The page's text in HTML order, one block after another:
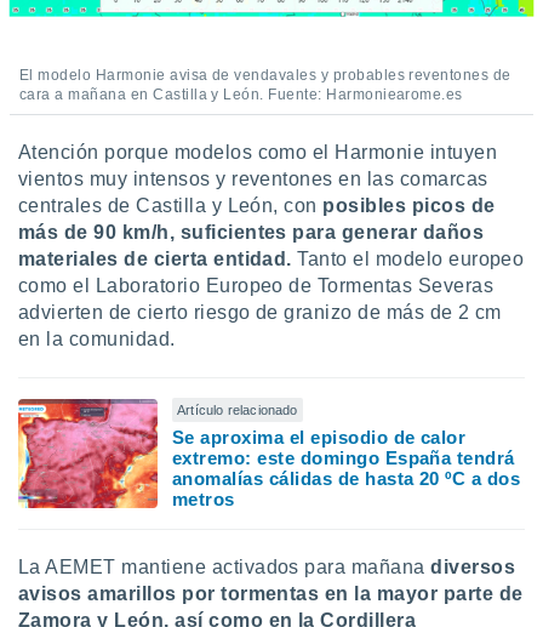
El modelo Harmonie avisa de vendavales y probables reventones de
cara a mañana en Castilla y León. Fuente: Harmoniearome.es
Atención porque modelos como el Harmonie intuyen
vientos muy intensos y reventones en las comarcas
centrales de Castilla y León, con posibles picos de
más de 90 km/h, suficientes para generar daños
materiales de cierta entidad. Tanto el modelo europeo
como el Laboratorio Europeo de Tormentas Severas
advierten de cierto riesgo de granizo de más de 2 cm
en la comunidad.
Artículo relacionado
Se aproxima el episodio de calor
extremo: este domingo España tendrá
anomalías cálidas de hasta 20 ºC a dos
metros
La AEMET mantiene activados para mañanadiversos
avisos amarillos por tormentas en la mayor parte de
Zamora y León, así como en la Cordillera